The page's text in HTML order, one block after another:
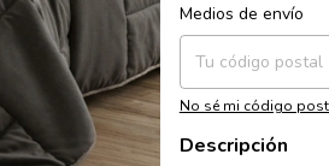
Entregas para el CP:
Medios de envío
No sé mi código
Descripción